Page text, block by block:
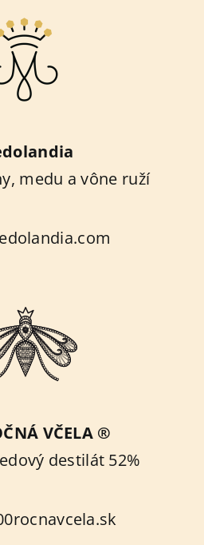
medu a vône ruží
VČELA ®
destilát 52%